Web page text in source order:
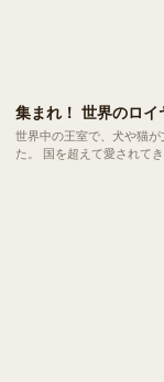
集まれ！ 世界のロ
世界中の王室で、犬や猫
た。 国を超えて愛されてきた彼らの歴史は、動物たちが人とともに歩んできた足跡